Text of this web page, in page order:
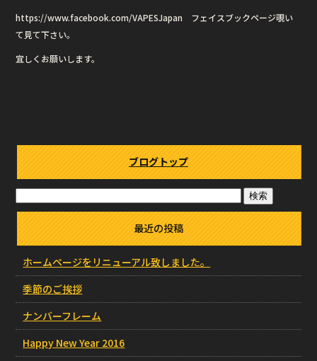
https://www.facebook.com/VAPESJapan フェイスブックページ覗い
て見て下さい。
宜しくお願いします。
ブログトップ
最近の投稿
ホームページをリニューアル致しました。
季節のご挨拶
ナンバーフレーム
Happy New Year 2016